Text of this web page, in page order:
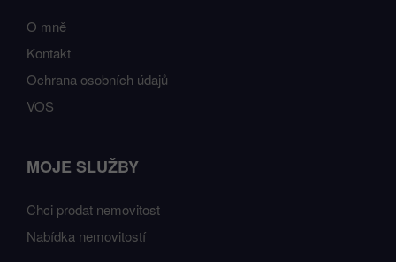
O mně
Kontakt
Ochrana osobních údajů
VOS
MOJE SLUŽBY
Chci prodat nemovitost
Nabídka nemovitostí